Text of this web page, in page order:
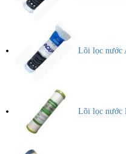
Lõi lọc nước
Lõi lọc nước